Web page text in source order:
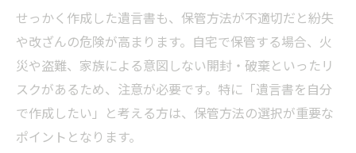
せっかく作成した遺言書も、保管方法が不適切だと紛失
や改ざんの危険が高まります。自宅で保管する場合、火
災や盗難、家族による意図しない開封・破棄といったリ
スクがあるため、注意が必要です。特に「遺言書を自分
で作成したい」と考える方は、保管方法の選択が重要な
ポイントとなります。